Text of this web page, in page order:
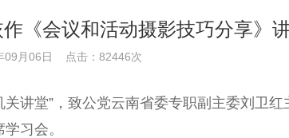
《会议和活动摄影技巧分享​》
09月06日 点击：82446次
堂”，致公党云南省委专职副主委刘卫红
习会。